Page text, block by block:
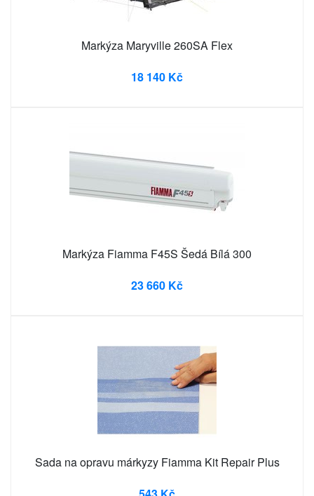
Markýza Maryville 260SA Flex
18 140 Kč
Markýza Fiamma F45S Šedá Bílá 300
23 660 Kč
Sada na opravu márkyzy Fiamma Kit Repair Plus